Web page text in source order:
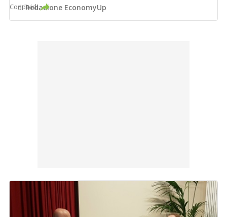
diRedazione EconomyUp
Condividi